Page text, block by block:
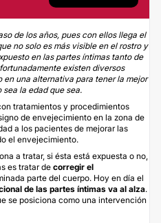
de los años, pues con ellos llega el
no solo es más visible en el rostro y
en las partes íntimas tanto de
existen diversos
una alternativa para tener la mejor
sea la edad que sea.
tratamientos y procedimientos
de envejecimiento en la zona de
a los pacientes de mejorar las
el envejecimiento.
a tratar, si ésta está expuesta o no,
es tratar de corregir el
parte del cuerpo. Hoy en día el
de las partes íntimas va al alza.
se posiciona como una intervención